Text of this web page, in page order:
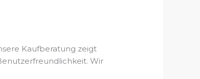
Kaufberatung zeigt
Wir